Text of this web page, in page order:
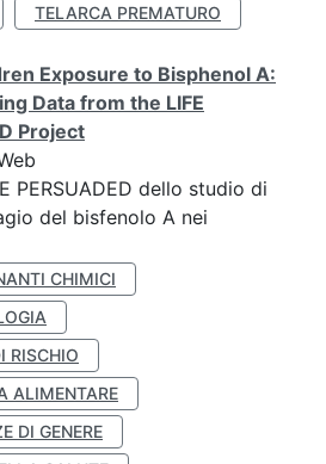
TELARCA PREMATURO
Exposure to Bisphenol A:
Data from the LIFE
Project
PERSUADED dello studio di
del bisfenolo A nei
CHIMICI
RISCHIO
ALIMENTARE
DI GENERE